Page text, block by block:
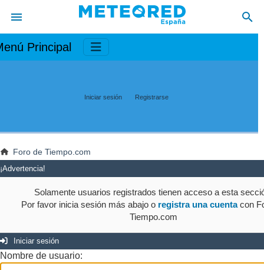
Principal
Iniciar sesión Registrarse
Foro de Tiempo.com
¡Advertencia!
Solamente usuarios registrados tienen acceso a esta
Por favor inicia sesión más abajo o registra una cuentacon
Tiempo.com
Iniciar sesión
Nombre de usuario: